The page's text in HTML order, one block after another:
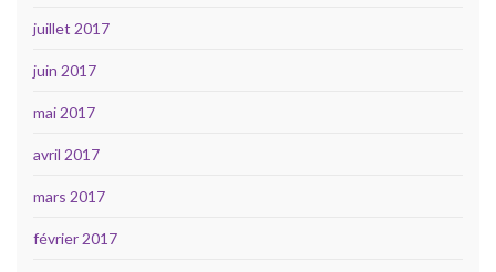
juillet 2017
juin 2017
mai 2017
avril 2017
mars 2017
février 2017